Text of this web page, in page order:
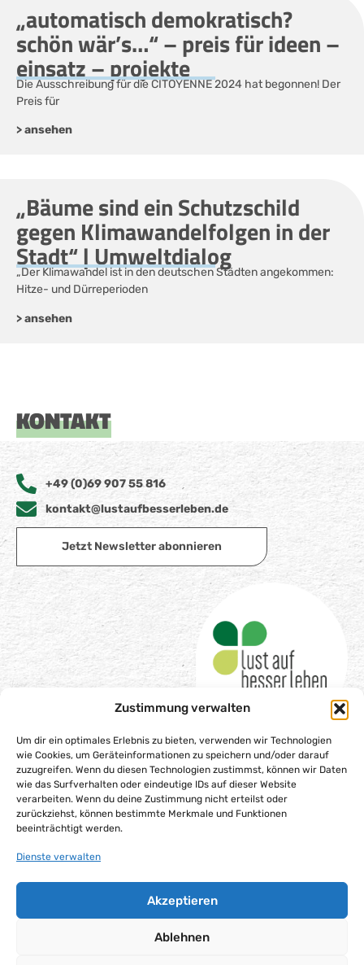
Zustimmung verwalten
Um dir ein optimales Erlebnis zu bieten, verwenden wir Technologien
wie Cookies, um Geräteinformationen zu speichern und/oder darauf
zuzugreifen. Wenn du diesen Technologien zustimmst, können wir Daten
wie das Surfverhalten oder eindeutige IDs auf dieser Website
verarbeiten. Wenn du deine Zustimmung nicht erteilst oder
zurückziehst, können bestimmte Merkmale und Funktionen
beeinträchtigt werden.
Dienste verwalten
Akzeptieren
Ablehnen
„automatisch demokratisch?
schön wär’s…“ – preis für ideen –
einsatz – projekte
Die Ausschreibung für die CITOYENNE 2024 hat begonnen! Der
Preis für
> ansehen
„Bäume sind ein Schutzschild
gegen Klimawandelfolgen in der
Stadt“ | Umweltdialog
„Der Klimawandel ist in den deutschen Städten angekommen:
Hitze- und Dürreperioden
> ansehen
KONTAKT
+49 (0)69 907 55 816
kontakt@lustaufbesserleben.de
Jetzt Newsletter abonnieren
Impressum
Datenschutzerklärung
Barrierefreiheitserklärung
Gesellschaftsvertrag
Cookie-Richtlinie (EU)
Alle Rechte vorbehalten – Lust auf besser leben gGmbH,